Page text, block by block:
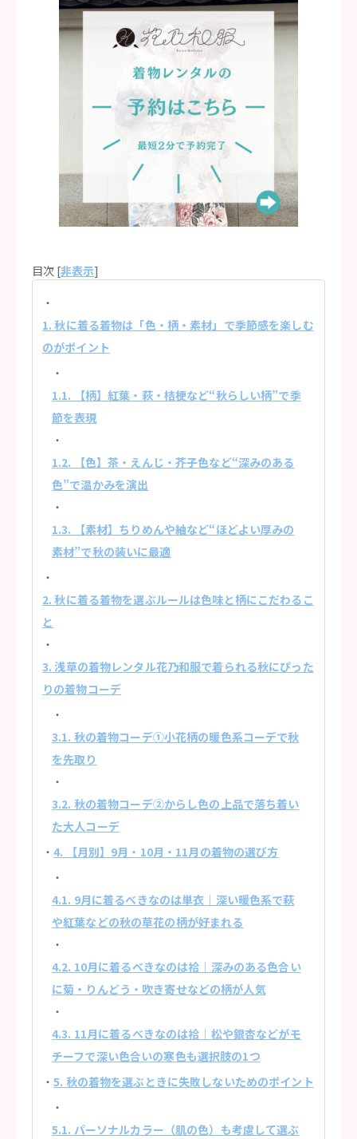
目次 [非表示]
1. 秋に着る着物は「色・柄・素材」で季節感を楽しむ
のがポイント
1.1. 【柄】紅葉・萩・桔梗など“秋らしい柄”で季
節を表現
1.2. 【色】茶・えんじ・芥子色など“深みのある
色”で温かみを演出
1.3. 【素材】ちりめんや紬など“ほどよい厚みの
素材”で秋の装いに最適
2. 秋に着る着物を選ぶルールは色味と柄にこだわるこ
と
3. 浅草の着物レンタル花乃和服で着られる秋にぴった
りの着物コーデ
3.1. 秋の着物コーデ①小花柄の暖色系コーデで秋
を先取り
3.2. 秋の着物コーデ②からし色の上品で落ち着い
た大人コーデ
4. 【月別】9月・10月・11月の着物の選び方
4.1. 9月に着るべきなのは単衣｜深い暖色系で萩
や紅葉などの秋の草花の柄が好まれる
4.2. 10月に着るべきなのは袷｜深みのある色合い
に菊・りんどう・吹き寄せなどの柄が人気
4.3. 11月に着るべきなのは袷｜松や銀杏などがモ
チーフで深い色合いの寒色も選択肢の1つ
5. 秋の着物を選ぶときに失敗しないためのポイント
5.1. パーソナルカラー（肌の色）も考慮して選ぶ